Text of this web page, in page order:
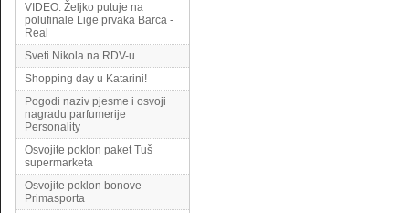
VIDEO: Željko putuje na
polufinale Lige prvaka Barca -
Real
Sveti Nikola na RDV-u
Shopping day u Katarini!
Pogodi naziv pjesme i osvoji
nagradu parfumerije
Personality
Osvojite poklon paket Tuš
supermarketa
Osvojite poklon bonove
Primasporta